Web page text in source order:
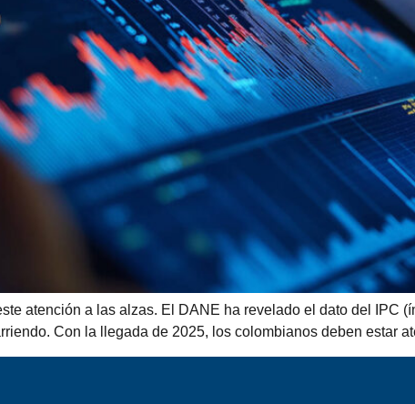
atención a las alzas. El DANE ha revelado el dato del IPC
Con la llegada de 2025, los colombianos deben estar